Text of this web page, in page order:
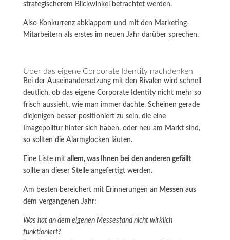
strategischerem Blickwinkel betrachtet werden.
Also Konkurrenz abklappern und mit den Marketing-
Mitarbeitern als erstes im neuen Jahr darüber sprechen.
Über das eigene Corporate Identity nachdenken
Bei der Auseinandersetzung mit den Rivalen wird schnell
deutlich, ob das eigene Corporate Identity nicht mehr so
frisch aussieht, wie man immer dachte. Scheinen gerade
diejenigen besser positioniert zu sein, die eine
Imagepolitur hinter sich haben, oder neu am Markt sind,
so sollten die Alarmglocken läuten.
Eine Liste mit allem, was Ihnen bei den anderen gefällt
sollte an dieser Stelle angefertigt werden.
Am besten bereichert mit Erinnerungen an Messen aus
dem vergangenen Jahr:
Was hat an dem eigenen Messestand nicht wirklich
funktioniert?